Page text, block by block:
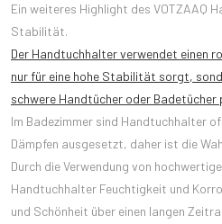
Ein weiteres Highlight des VOTZAAQ
Stabilität.
Der Handtuchhalter verwendet einen
nur für eine hohe Stabilität sorgt,
schwere Handtücher oder
Im Badezimmer sind Handtuchhalter
Dämpfen ausgesetzt, daher ist die
Durch die Verwendung von
Handtuchhalter Feuchtigkeit und
und Schönheit über einen langen